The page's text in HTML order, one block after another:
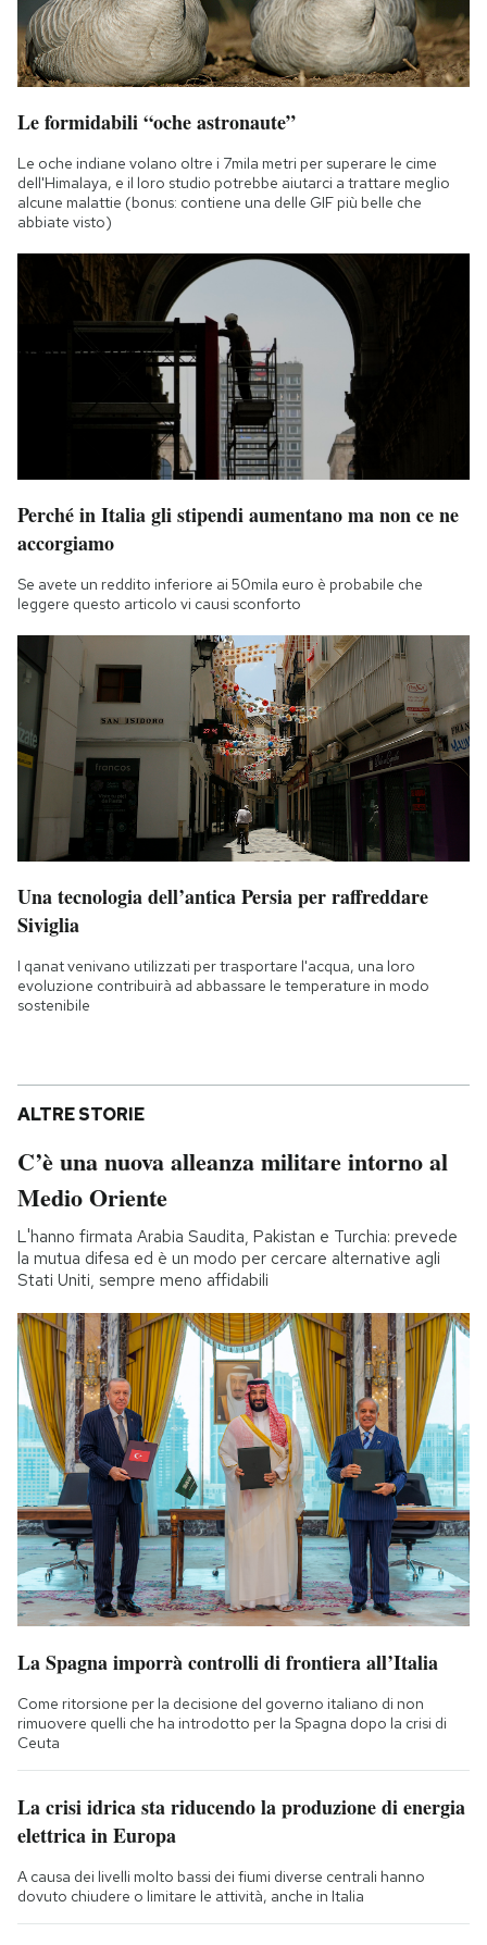
Le formidabili “oche astronaute”
Le oche indiane volano oltre i 7mila metri per superare le cime
dell'Himalaya, e il loro studio potrebbe aiutarci a trattare meglio
alcune malattie (bonus: contiene una delle GIF più belle che
abbiate visto)
Perché in Italia gli stipendi aumentano ma non ce ne
accorgiamo
Se avete un reddito inferiore ai 50mila euro è probabile che
leggere questo articolo vi causi sconforto
Una tecnologia dell’antica Persia per raffreddare
Siviglia
I qanat venivano utilizzati per trasportare l'acqua, una loro
evoluzione contribuirà ad abbassare le temperature in modo
sostenibile
ALTRE STORIE
C’è una nuova alleanza militare intorno al
Medio Oriente
L'hanno firmata Arabia Saudita, Pakistan e Turchia: prevede
la mutua difesa ed è un modo per cercare alternative agli
Stati Uniti, sempre meno affidabili
La Spagna imporrà controlli di frontiera all’Italia
Come ritorsione per la decisione del governo italiano di non
rimuovere quelli che ha introdotto per la Spagna dopo la crisi di
Ceuta
La crisi idrica sta riducendo la produzione di energia
elettrica in Europa
A causa dei livelli molto bassi dei fiumi diverse centrali hanno
dovuto chiudere o limitare le attività, anche in Italia